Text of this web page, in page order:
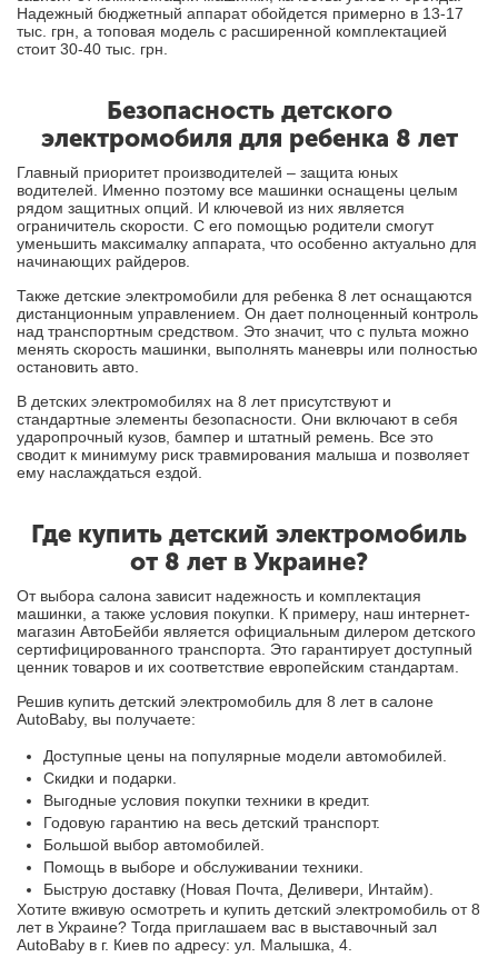
Надежный бюджетный аппарат обойдется примерно в 13-17
тыс. грн, а топовая модель с расширенной комплектацией
стоит 30-40 тыс. грн.
Безопасность детского
электромобиля для ребенка 8 лет
Главный приоритет производителей – защита юных
водителей. Именно поэтому все машинки оснащены целым
рядом защитных опций. И ключевой из них является
ограничитель скорости. С его помощью родители смогут
уменьшить максималку аппарата, что особенно актуально для
начинающих райдеров.
Также детские электромобили для ребенка 8 лет оснащаются
дистанционным управлением. Он дает полноценный контроль
над транспортным средством. Это значит, что с пульта можно
менять скорость машинки, выполнять маневры или полностью
остановить авто.
В детских электромобилях на 8 лет присутствуют и
стандартные элементы безопасности. Они включают в себя
ударопрочный кузов, бампер и штатный ремень. Все это
сводит к минимуму риск травмирования малыша и позволяет
ему наслаждаться ездой.
Где купить детский электромобиль
от 8 лет в Украине?
От выбора салона зависит надежность и комплектация
машинки, а также условия покупки. К примеру, наш интернет-
магазин АвтоБейби является официальным дилером детского
сертифицированного транспорта. Это гарантирует доступный
ценник товаров и их соответствие европейским стандартам.
Решив купить детский электромобиль для 8 лет в салоне
AutoBaby, вы получаете:
Доступные цены на популярные модели автомобилей.
Скидки и подарки.
Выгодные условия покупки техники в кредит.
Годовую гарантию на весь детский транспорт.
Большой выбор автомобилей.
Помощь в выборе и обслуживании техники.
Быструю доставку (Новая Почта, Деливери, Интайм).
Хотите вживую осмотреть и купить детский электромобиль от 8
лет в Украине? Тогда приглашаем вас в выставочный зал
AutoBaby в г. Киев по адресу: ул. Малышка, 4.